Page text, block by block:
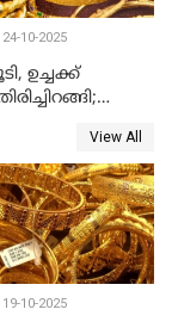
10-2025
ഉച്ചക്ക്
View All
10-2025